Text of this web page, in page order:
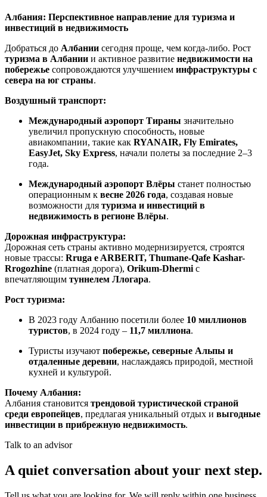
Албания: Перспективное направление для туризма и
инвестиций в недвижимость
Добраться до Албании сегодня проще, чем когда-либо. Рост
туризма в Албании и активное развитие недвижимости на
побережье сопровождаются улучшением инфраструктуры с
севера на юг страны.
Воздушный транспорт:
Международный аэропорт Тираны значительно
увеличил пропускную способность, новые
авиакомпании, такие как RYANAIR, Fly Emirates,
EasyJet, Sky Express, начали полеты за последние 2–3
года.
Международный аэропорт Влёры станет полностью
операционным к весне 2026 года, создавая новые
возможности для туризма и инвестиций в
недвижимость в регионе Влёры.
Дорожная инфраструктура:
Дорожная сеть страны активно модернизируется, строятся
новые трассы: Rruga e ARBERIT, Thumane-Qafe Kashar-
Rrogozhine (платная дорога), Orikum-Dhermi с
впечатляющим туннелем Ллогара.
Рост туризма:
В 2023 году Албанию посетили более 10 миллионов
туристов, в 2024 году – 11,7 миллиона.
Туристы изучают побережье, северные Альпы и
отдаленные деревни, наслаждаясь природой, местной
кухней и культурой.
Почему Албания:
Албания становится трендовой туристической страной
среди европейцев, предлагая уникальный отдых и выгодные
инвестиции в прибрежную недвижимость.
Talk to an advisor
A quiet conversation about your next step.